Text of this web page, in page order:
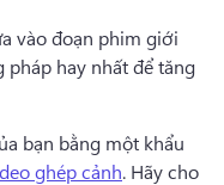
vào đoạn phim giới
hay nhất để tăng
bạn bằng một khẩu
ghép cảnh. Hãy cho